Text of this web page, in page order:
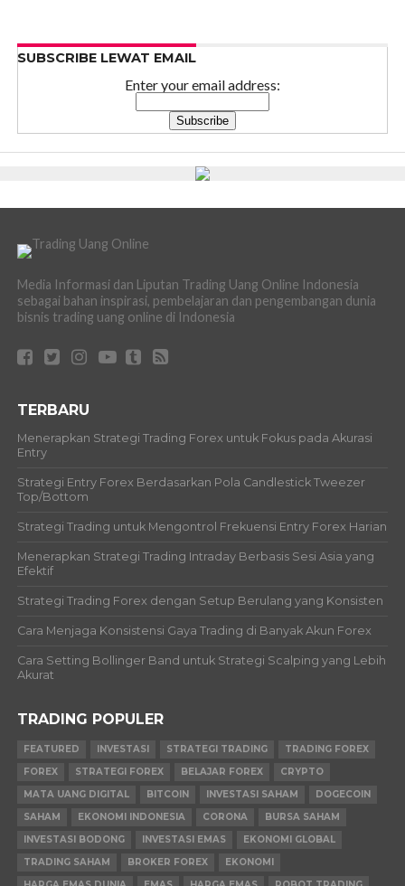
SUBSCRIBE LEWAT EMAIL
Enter your email address:
Media Informasi dan Liputan Trading Uang Online Indonesia
sebagai bahan inspirasi, pembelajaran dan pengembangan dunia
bisnis trading uang online di Indonesia
TERBARU
Menerapkan Strategi Trading Forex untuk Fokus pada Akurasi
Entry
Strategi Entry Forex Berdasarkan Pola Candlestick Tweezer
Top/Bottom
Strategi Trading untuk Mengontrol Frekuensi Entry Forex Harian
Menerapkan Strategi Trading Intraday Berbasis Sesi Asia yang
Efektif
Strategi Trading Forex dengan Setup Berulang yang Konsisten
Cara Menjaga Konsistensi Gaya Trading di Banyak Akun Forex
Cara Setting Bollinger Band untuk Strategi Scalping yang Lebih
Akurat
TRADING POPULER
FEATURED INVESTASI STRATEGI TRADING
TRADING FOREX
FOREX
STRATEGI FOREX BELAJAR FOREX
CRYPTO
MATA UANG DIGITAL
BITCOIN INVESTASI SAHAM
DOGECOIN
SAHAM
EKONOMI INDONESIA CORONA
BURSA SAHAM
INVESTASI BODONG
INVESTASI EMAS
EKONOMI GLOBAL
TRADING SAHAM
BROKER FOREX
EKONOMI